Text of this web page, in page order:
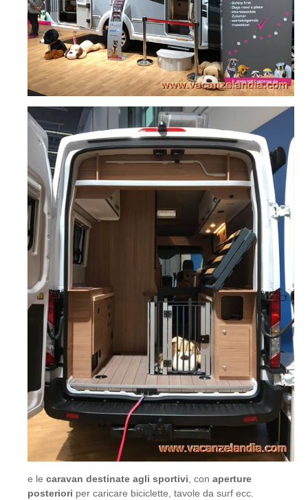
e le caravan destinate agli sportivi, con aperture
posteriori per caricare biciclette, tavole da surf ecc.